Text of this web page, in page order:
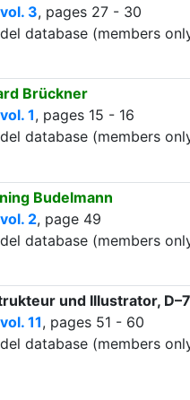
3, pages 27 - 30
database (members
Brückner
1, pages 15 - 16
database (members
Budelmann
2, page 49
database (members
und Illustrator,
11, pages 51 - 60
database (members